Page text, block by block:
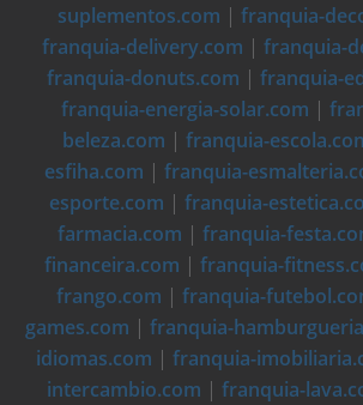
suplementos.com | franquia-
franquia-delivery.com | franquia-
franquia-donuts.com | franquia-
franquia-energia-solar.com |
beleza.com | franquia-
esfiha.com | franquia-
esporte.com | franquia-
farmacia.com | franquia-
financeira.com | franquia-
frango.com | franquia-
games.com | franquia-
idiomas.com | franquia-
intercambio.com | franquia-